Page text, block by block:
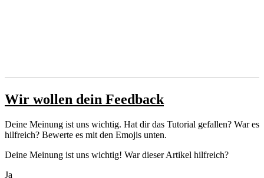
Wir wollen dein Feedback
Deine Meinung ist uns wichtig. Hat dir das Tutorial gefallen? War es
hilfreich? Bewerte es mit den Emojis unten.
Deine Meinung ist uns wichtig! War dieser Artikel hilfreich?
Ja